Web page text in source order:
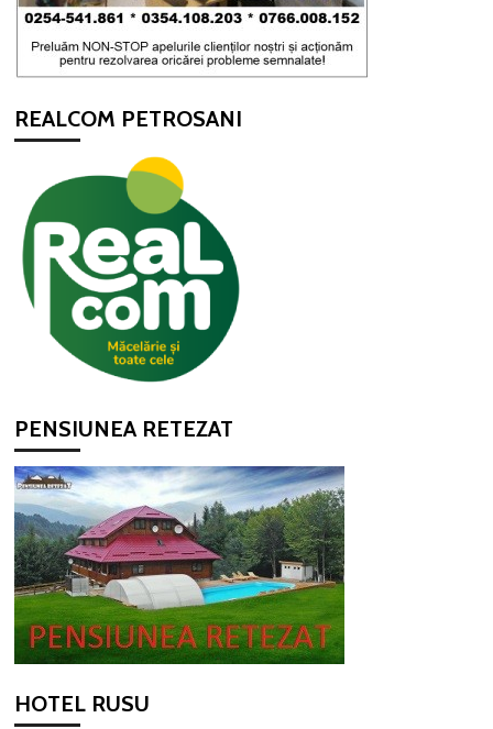
REALCOM PETROSANI
PENSIUNEA RETEZAT
HOTEL RUSU